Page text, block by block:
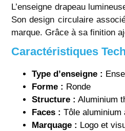
L’enseigne drapeau
Son design circulaire
marque. Grâce à sa finition
Caractéristiques
Type d’enseigne :
Forme : Ronde
Structure : Aluminium
Faces : Tôle aluminium
Marquage : Logo et